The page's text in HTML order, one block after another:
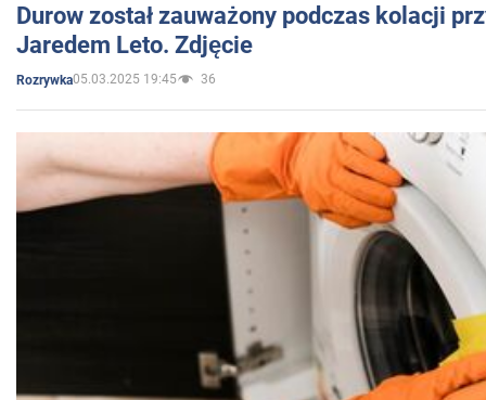
Durow został zauważony podczas kolacji
Jaredem Leto. Zdjęcie
Rozrywka05.03.2025 19:45 36